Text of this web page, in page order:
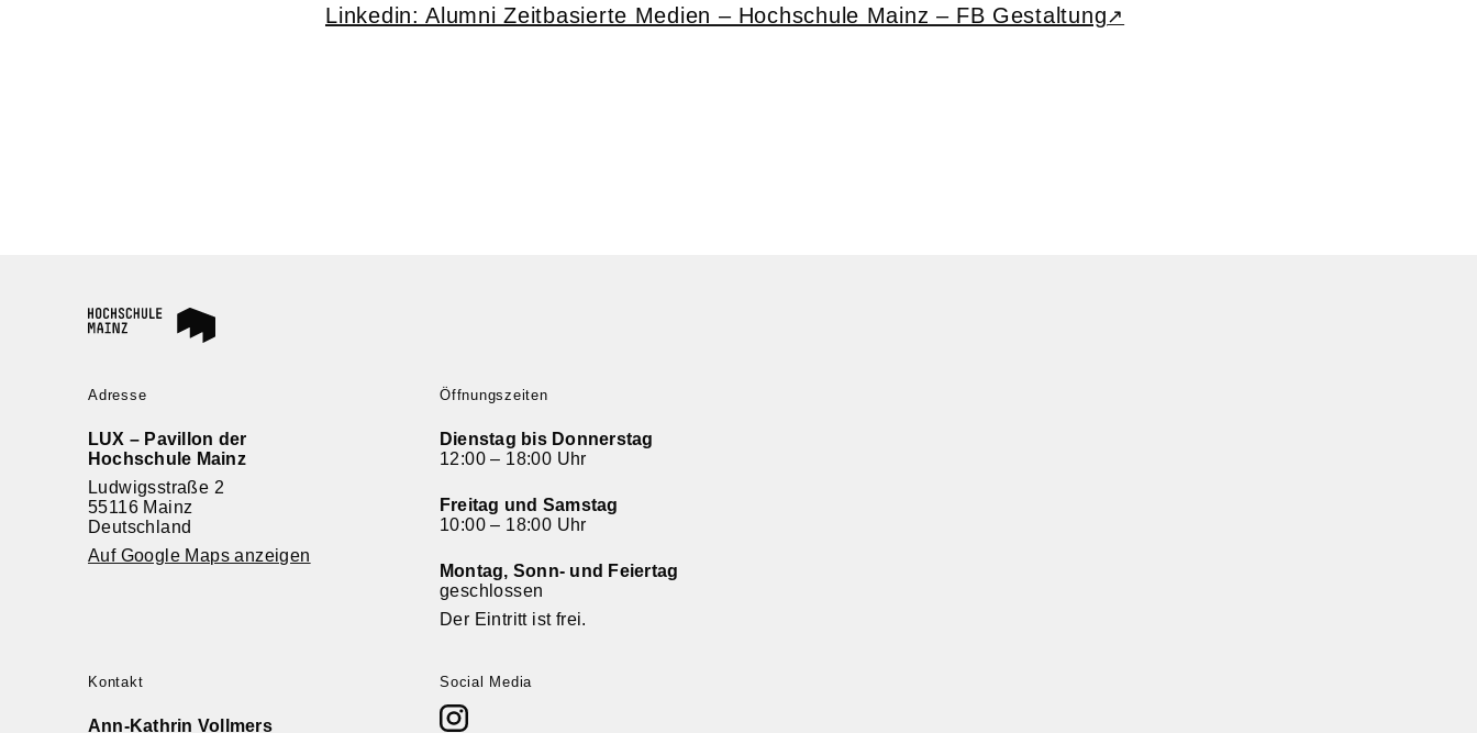
Linkedin: Alumni Zeitbasierte Medien – Hochschule Mainz – FB Gestaltung
Adresse
LUX – Pavillon der
Hochschule Mainz
Ludwigsstraße 2
55116 Mainz
Deutschland
Auf Google Maps anzeigen
Öffnungszeiten
Dienstag bis Donnerstag
12:00 – 18:00 Uhr
Freitag und Samstag
10:00 – 18:00 Uhr
Montag, Sonn- und Feiertag
geschlossen
Der Eintritt ist frei.
Kontakt
Ann-Kathrin Vollmers
Social Media